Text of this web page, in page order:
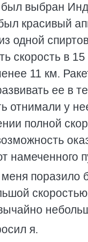
выбран
красивый
одной
скорость в
11 км.
ее в
отнимали у
полной
намеченного
меня поразило
я.